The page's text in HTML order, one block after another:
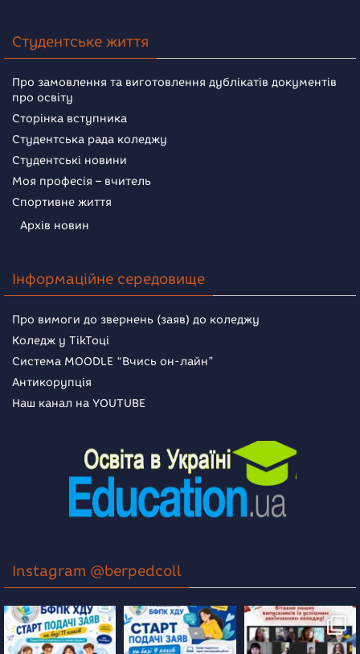
Студентське життя
Про замовлення та виготовлення дублікатів документів
про освіту
Сторінка вступника
Студентська рада коледжу
Студентські новини
Моя професія – вчитель
Спортивне життя
Архів новин
Інформаційне середовище
Про вимоги до звернень (заяв) до коледжу
Коледж у TikToці
Система MOODLE “Вчись он-лайн”
Антикорупція
Наш канал на YOUTUBE
Instagram @berpedcoll